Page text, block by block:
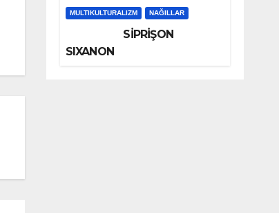
MULTIKULTURALIZM NAĞILLAR
SİPRİŞON
SIXANON